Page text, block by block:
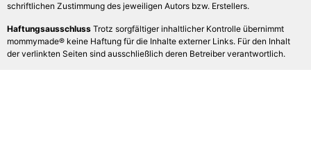
schriftlichen Zustimmung des jeweiligen Autors bzw. Erstellers.
Haftungsausschluss Trotz sorgfältiger inhaltlicher Kontrolle übernimmt
mommymade® keine Haftung für die Inhalte externer Links. Für den Inhalt
der verlinkten Seiten sind ausschließlich deren Betreiber verantwortlich.